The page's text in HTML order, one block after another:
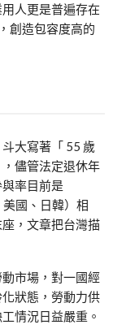
人更是普遍存在
創造包容度高的
大寫著「 55 歲
儘管法定退休年
率目前是
國、日韓）相
，文章把台灣描
市場，對一國經
狀態，勞動力供
情況日益嚴重。